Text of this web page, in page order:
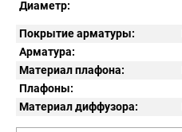
Диаметр:
Покрытие арматуры:
Арматура:
Материал плафона:
Плафоны:
Материал диффузора: